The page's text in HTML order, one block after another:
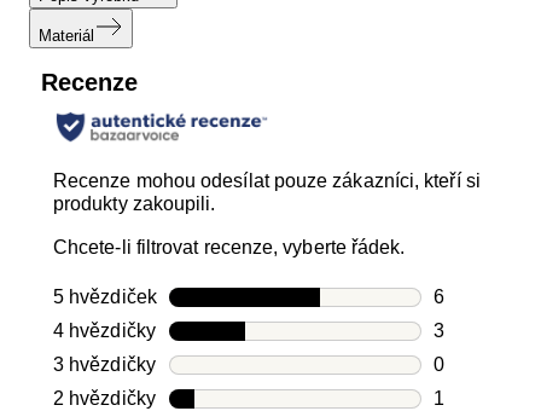
Materiál
Recenze
Recenze mohou odesílat pouze zákazníci, kteří si
produkty zakoupili.
Chcete-li filtrovat recenze, vyberte řádek.
5 hvězdičekhvězdičky
6
Počet
4 hvězdičkyhvězdičky
3
Počet
3 hvězdičkyhvězdičky
0
Počet
2 hvězdičkyhvězdičky
1